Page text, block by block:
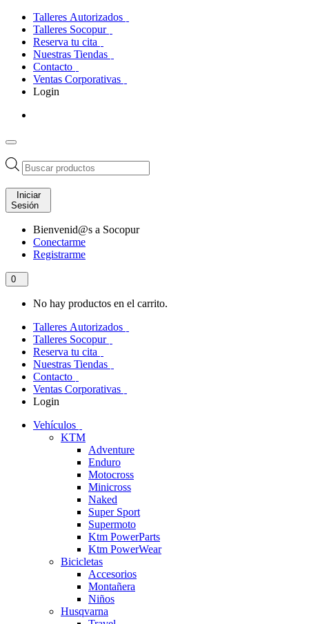
Talleres Autorizados
Talleres Socopur
Reserva tu cita
Nuestras Tiendas
Contacto
Ventas Corporativas
Login
Búsqueda
de
productos
Iniciar
Sesión
Bienvenid@s a Socopur
Conectarme
Registrarme
0
No hay productos en el carrito.
Talleres Autorizados
Talleres Socopur
Reserva tu cita
Nuestras Tiendas
Contacto
Ventas Corporativas
Login
Vehículos
KTM
Adventure
Enduro
Motocross
Minicross
Naked
Super Sport
Supermoto
Ktm PowerParts
Ktm PowerWear
Bicicletas
Accesorios
Montañera
Niños
Husqvarna